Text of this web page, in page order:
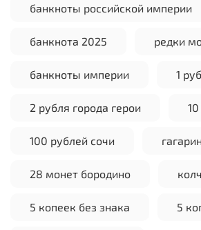
банкноты российской империи
банкнота 2025 редки
банкноты империи 1
2 рубля города герои
100 рублей сочи
28 монет бородино
5 копеек без знака 5